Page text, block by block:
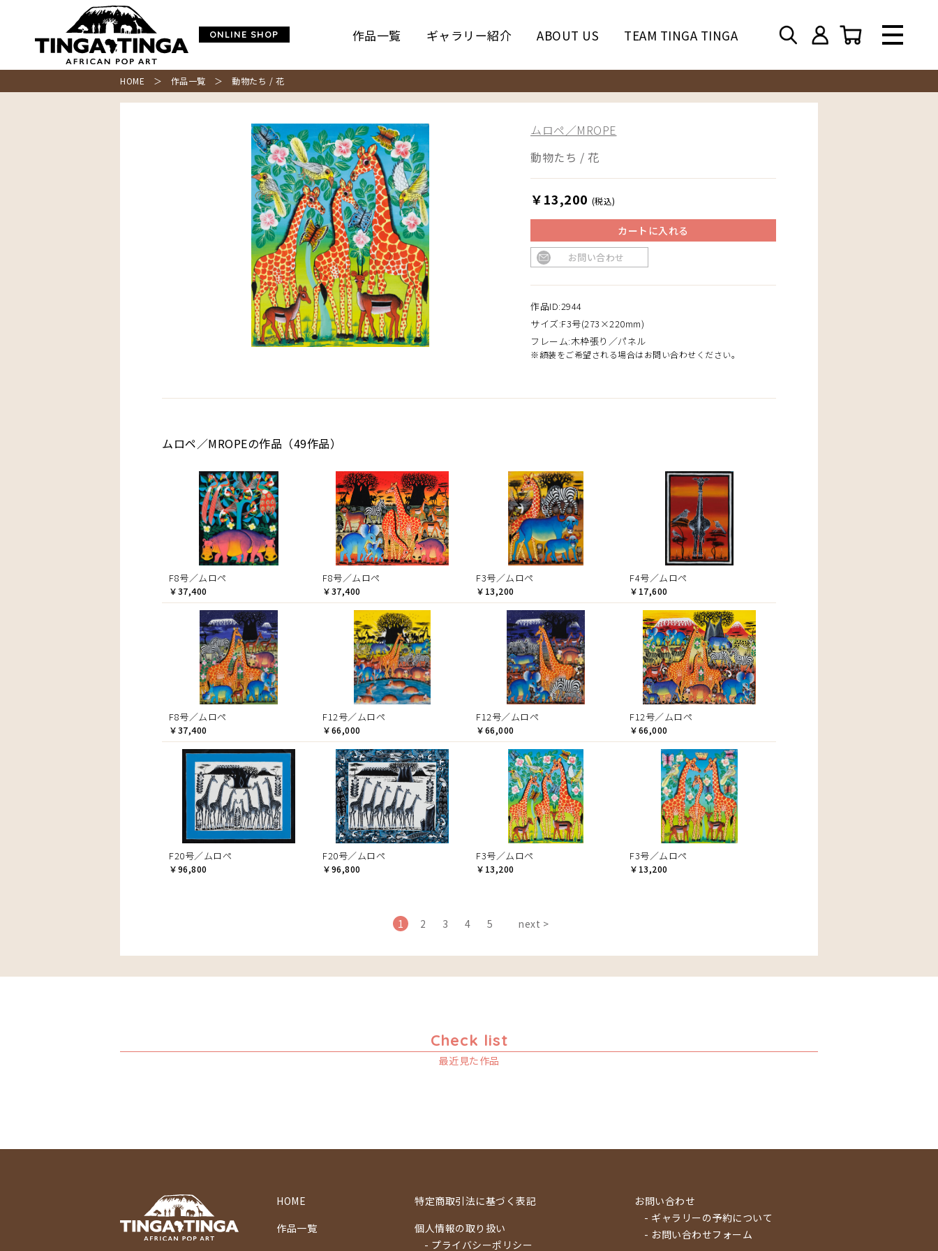
ONLINE SHOP 作品一覧 ギャラリー紹介 ABOUT US TEAM TINGA TINGA
HOME ＞ 作品一覧 ＞ 動物たち / 花
ムロペ／MROPE
動物たち / 花
￥13,200 (税込)
カートに入れる
お問い合わせ
作品ID:2944
サイズ:F3号(273×220mm)
フレーム:木枠張り／パネル
※額装をご希望される場合はお問い合わせください。
ムロペ／MROPEの作品（49作品）
F8号／ムロペ
￥37,400
F8号／ムロペ
￥37,400
F3号／ムロペ
￥13,200
F4号／ムロペ
￥17,600
F8号／ムロペ
￥37,400
F12号／ムロペ
￥66,000
F12号／ムロペ
￥66,000
F12号／ムロペ
￥66,000
F20号／ムロペ
￥96,800
F20号／ムロペ
￥96,800
F3号／ムロペ
￥13,200
F3号／ムロペ
￥13,200
1 2 3 4 5 next >
Check list
最近見た作品
HOME
作品一覧
特定商取引法に基づく表記
個人情報の取り扱い
- プライバシーポリシー
お問い合わせ
- ギャラリーの予約について
- お問い合わせフォーム